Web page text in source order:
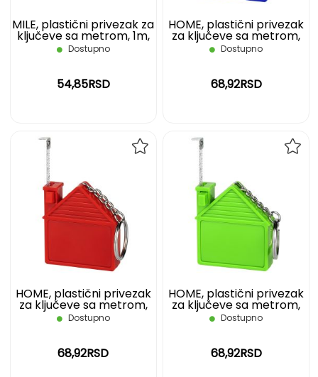
MILE, plastični privezak za
ključeve sa metrom, 1m,
beli
Dostupno
54,85RSD
HOME, plastični privezak
za ključeve sa metrom,
1m, plavi
Dostupno
68,92RSD
HOME, plastični privezak
za ključeve sa metrom,
1m, crveni
Dostupno
68,92RSD
HOME, plastični privezak
za ključeve sa metrom,
1m, svetlo zeleni
Dostupno
68,92RSD